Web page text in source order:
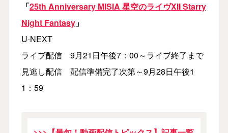
「25th Anniversary MISIA 星空のライヴXII Starry
Night Fantasy」
U-NEXT
ライブ配信 9月21日午後7：00～ライブ終了まで
見逃し配信 配信準備完了次第～9月28日午後1
1：59